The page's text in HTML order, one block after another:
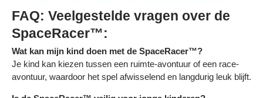
FAQ: Veelgestelde vragen over de
SpaceRacer™:
Wat kan mijn kind doen met de SpaceRacer™?
Je kind kan kiezen tussen een ruimte-avontuur of een race-
avontuur, waardoor het spel afwisselend en langdurig leuk blijft.